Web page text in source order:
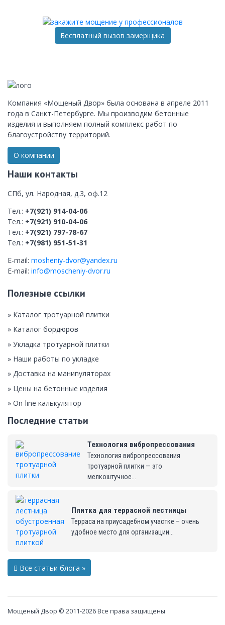
Бесплатный вызов замерщика
Компания «Мощеный Двор» была основана в апреле 2011
года в Санкт-Петербурге. Мы производим бетонные
изделия и выполняем полный комплекс работ по
благоустройству территорий.
О компании
Наши контакты
СПб, ул. Народная, д.3, оф.12
Тел.: +7(921) 914-04-06
Тел.: +7(921) 910-04-06
Тел.: +7(921) 797-78-67
Тел.: +7(981) 951-51-31
E-mail: mosheniy-dvor@yandex.ru
E-mail: info@moscheniy-dvor.ru
Полезные ссылки
» Каталог тротуарной плитки
» Каталог бордюров
» Укладка тротуарной плитки
» Наши работы по укладке
» Доставка на манипуляторах
» Цены на бетонные изделия
» On-line калькулятор
Последние статьи
Технология вибропрессования
Технология вибропрессования
тротуарной плитки — это
мелкоштучное...
Плитка для террасной лестницы
Терраса на приусадебном участке – очень
удобное место для организации...
Все статьи блога »
Мощеный Двор © 2011-2026 Все права защищены